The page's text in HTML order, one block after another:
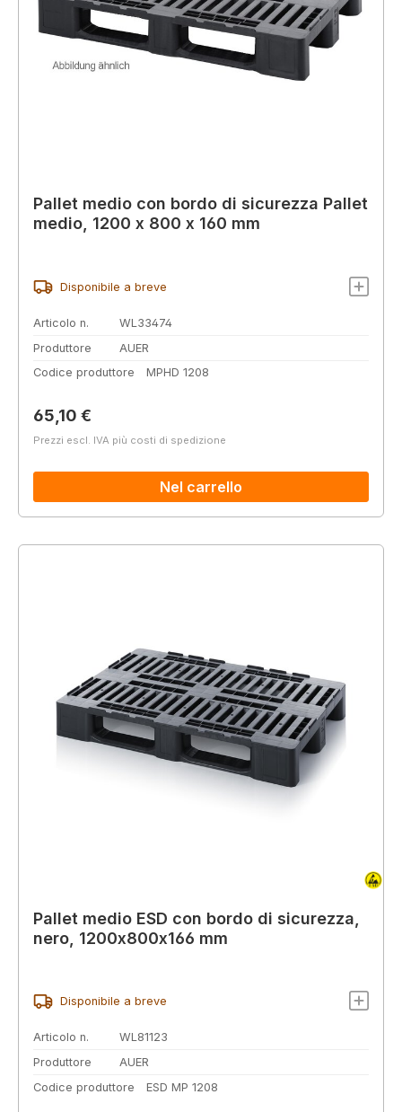
Pallet medio con bordo di sicurezza Pallet
medio, 1200 x 800 x 160 mm
Disponibile a breve
Articolo n.
WL33474
Produttore
AUER
Codice produttore
MPHD 1208
Prezzo normale:
65,10 €
Prezzi escl. IVA più costi di spedizione
Nel carrello
Pallet medio ESD con bordo di sicurezza,
nero, 1200x800x166 mm
Disponibile a breve
Articolo n.
WL81123
Produttore
AUER
Codice produttore
ESD MP 1208